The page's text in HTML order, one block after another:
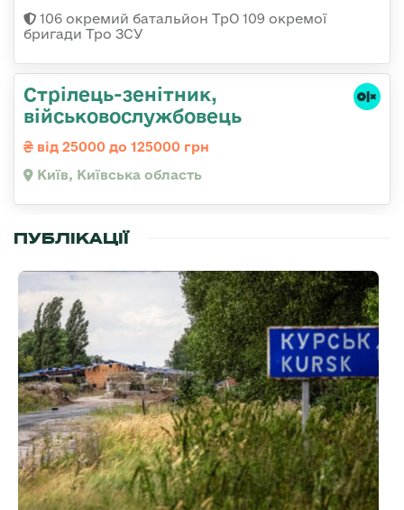
106 окремий батальйон ТрО 109 окремої
бригади Тро ЗСУ
Стpілець-зенітник,
військовослужбовець
від 25000 до 125000 грн
Київ, Київська область
ПУБЛІКАЦІЇ